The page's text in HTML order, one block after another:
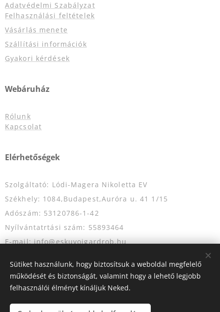
Adatvédelmi Szabályzat
Felhasználási feltételek
Vásárlás menete
Szállítási információk
Gyakori kérdések
Webáruház
Rólunk
Kapcsolat
Elérhetőségek
Szolgáltató: Lódi-Magera Nikoletta EV
Székhely: 1084,Budapest,Auróra u. 41 1/15
Adószám: 53120786-1-42
Nyílvántatrtási szám: 55893464
E-mail: info@eskuvoigardrob.hu
Az oldalt a Webnode működteti
Sütiket használunk, hogy biztosítsuk a weboldal megfelelő
működését és biztonságát, valamint hogy a lehető legjobb
felhasználói élményt kínáljuk Neked.